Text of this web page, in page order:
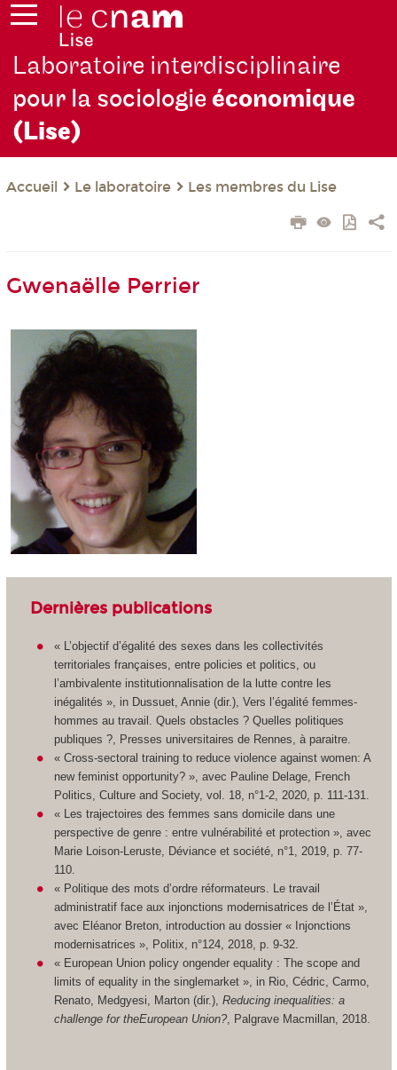
Laboratoire interdisciplinaire
pour la sociologieéconomique
(Lise)
Accueil Le laboratoire Les membres du Lise
Gwenaëlle Perrier
Dernières publications
« L’objectif d’égalité des sexes dans les collectivités
territoriales françaises, entre policies et politics, ou
l’ambivalente institutionnalisation de la lutte contre les
inégalités », in Dussuet, Annie (dir.), Vers l’égalité femmes-
hommes au travail. Quels obstacles ? Quelles politiques
publiques ?, Presses universitaires de Rennes, à paraitre.
« Cross-sectoral training to reduce violence against women: A
new feminist opportunity? », avec Pauline Delage, French
Politics, Culture and Society, vol. 18, n°1-2, 2020, p. 111-131.
« Les trajectoires des femmes sans domicile dans une
perspective de genre : entre vulnérabilité et protection », avec
Marie Loison-Leruste, Déviance et société, n°1, 2019, p. 77-
110.
« Politique des mots d’ordre réformateurs. Le travail
administratif face aux injonctions modernisatrices de l’État »,
avec Eléanor Breton, introduction au dossier « Injonctions
modernisatrices », Politix, n°124, 2018, p. 9-32.
« European Union policy ongender equality : The scope and
limits of equality in the singlemarket », in Rio, Cédric, Carmo,
Renato, Medgyesi, Marton (dir.),Reducing inequalities: a
challenge for theEuropean Union? , Palgrave Macmillan, 2018.